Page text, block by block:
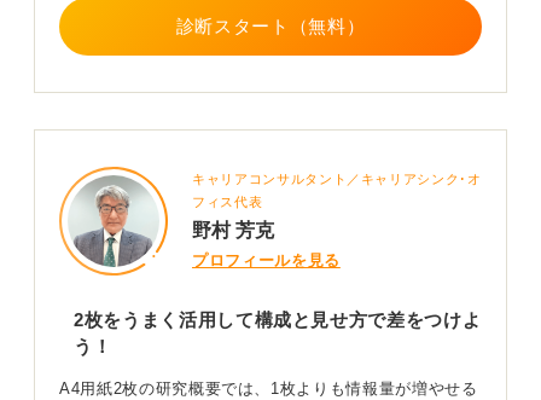
す。
難しい場合は私のような就活のプロフェッショナルに頼
さ」を重視した、相手の立場に立った資料を作成できる
人はあまり多くありません。
研究概要2枚というのが今回のポイントです。この意図を
くみ取りながら、わかりやすい研究概要を作成していき
0
診断スタート（無料）
キャリアコンサルタント／キャリアシンク･オ
フィス代表
野村 芳克
プロフィールを見る
2枚をうまく活用して構成と見せ方で差をつけよ
う！
A4用紙2枚の研究概要では、1枚よりも情報量が増やせる